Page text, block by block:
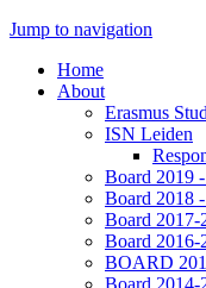
Jump to navigation
Home
About
Erasmus
ISN Leiden
Board 2019
Board 2018
Board 2017-
Board 2016-
BOARD
Board 2014-